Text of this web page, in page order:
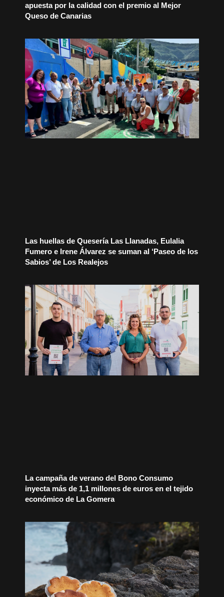
apuesta por la calidad con el premio al Mejor
Queso de Canarias
Las huellas de Quesería Las Llanadas, Eulalia
Fumero e Irene Álvarez se suman al ‘Paseo de los
Sabios’ de Los Realejos
La campaña de verano del Bono Consumo
inyecta más de 1,1 millones de euros en el tejido
económico de La Gomera